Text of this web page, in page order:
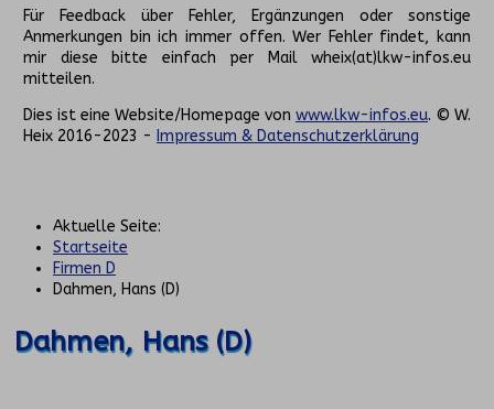
Für Feedback über Fehler, Ergänzungen oder sonstige
Anmerkungen bin ich immer offen. Wer Fehler findet, kann
mir diese bitte einfach per Mail wheix(at)lkw-infos.eu
mitteilen.
Dies ist eine Website/Homepage von www.lkw-infos.eu. © W.
Heix 2016-2023 - Impressum & Datenschutzerklärung
Aktuelle Seite:
Startseite
Firmen D
Dahmen, Hans (D)
Dahmen, Hans (D)